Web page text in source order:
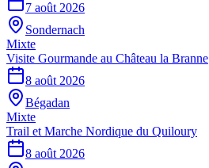
7 août 2026
Sondernach
Mixte
Visite Gourmande au Château la Branne
8 août 2026
Bégadan
Mixte
Trail et Marche Nordique du Quiloury
8 août 2026